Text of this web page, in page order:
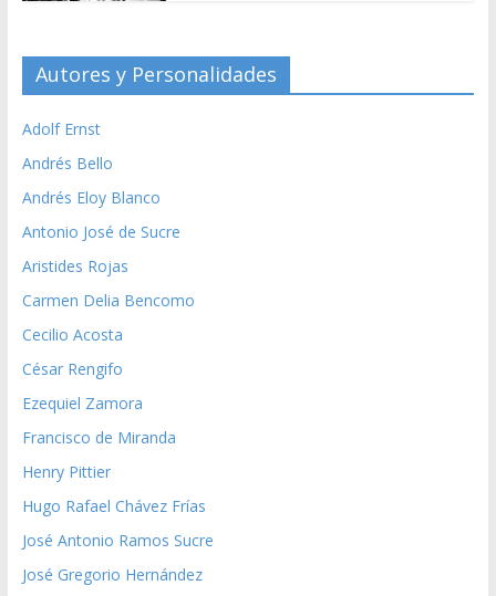
Autores y Personalidades
Adolf Ernst
Andrés Bello
Andrés Eloy Blanco
Antonio José de Sucre
Aristides Rojas
Carmen Delia Bencomo
Cecilio Acosta
César Rengifo
Ezequiel Zamora
Francisco de Miranda
Henry Pittier
Hugo Rafael Chávez Frías
José Antonio Ramos Sucre
José Gregorio Hernández